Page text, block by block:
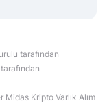
tarafından
Kripto Varlık Alım